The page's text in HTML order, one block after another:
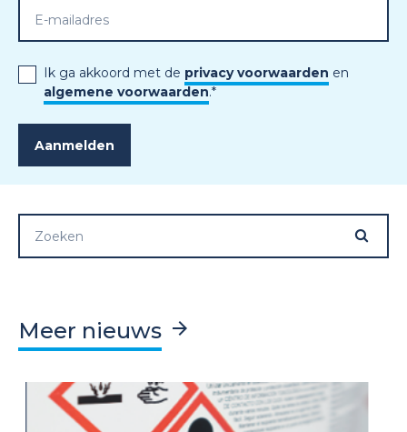
Ik ga akkoord met de privacy voorwaarden en
algemene voorwaarden.*
Meer nieuws